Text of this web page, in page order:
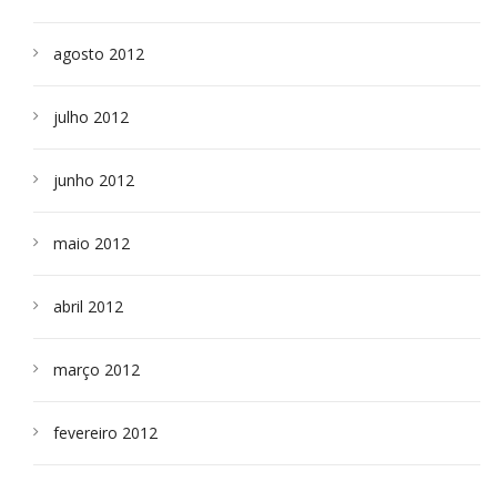
agosto 2012
julho 2012
junho 2012
maio 2012
abril 2012
março 2012
fevereiro 2012